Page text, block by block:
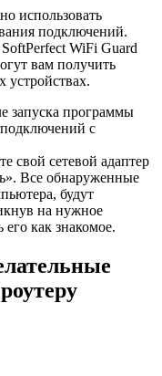
использовать
подключений.
WiFi Guard
вам получить
запуска программы
подключений с
свой сетевой адаптер
Все обнаруженные
будут
на нужное
как знакомое.